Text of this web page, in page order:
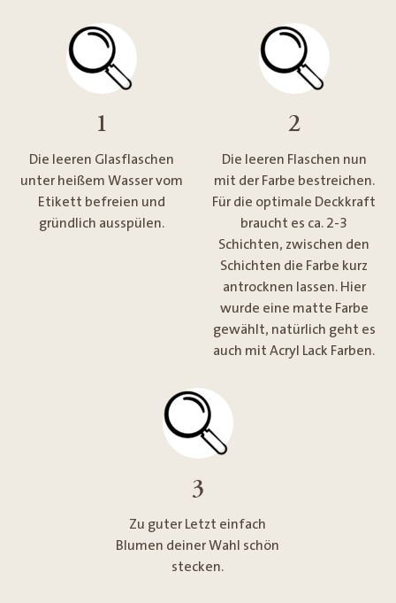
1
Die leeren Glasflaschen
unter heißem Wasser vom
Etikett befreien und
gründlich ausspülen.
2
Die leeren Flaschen nun
mit der Farbe bestreichen.
Für die optimale Deckkraft
braucht es ca. 2-3
Schichten, zwischen den
Schichten die Farbe kurz
antrocknen lassen. Hier
wurde eine matte Farbe
gewählt, natürlich geht es
auch mit Acryl Lack Farben.
3
Zu guter Letzt einfach
Blumen deiner Wahl schön
stecken.